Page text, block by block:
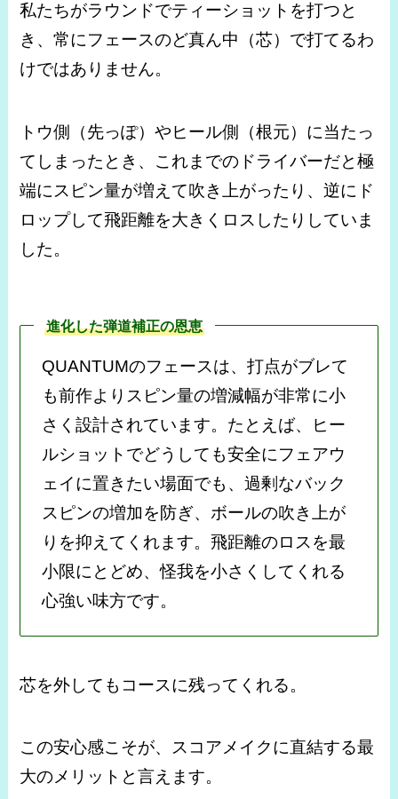
私たちがラウンドでティーショットを打つと
き、常にフェースのど真ん中（芯）で打てるわ
けではありません。
トウ側（先っぽ）やヒール側（根元）に当たっ
てしまったとき、これまでのドライバーだと極
端にスピン量が増えて吹き上がったり、逆にド
ロップして飛距離を大きくロスしたりしていま
した。
進化した弾道補正の恩恵
QUANTUMのフェースは、打点がブレて
も前作よりスピン量の増減幅が非常に小
さく設計されています。たとえば、ヒー
ルショットでどうしても安全にフェアウ
ェイに置きたい場面でも、過剰なバック
スピンの増加を防ぎ、ボールの吹き上が
りを抑えてくれます。飛距離のロスを最
小限にとどめ、怪我を小さくしてくれる
心強い味方です。
芯を外してもコースに残ってくれる。
この安心感こそが、スコアメイクに直結する最
大のメリットと言えます。